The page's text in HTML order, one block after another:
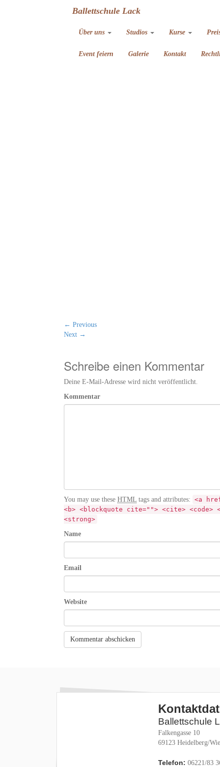
Ballettschule Lack
Über uns Studios Kurse
Event feiern Galerie Kontakt
← Previous
Next →
Schreibe einen Kommentar
Deine E-Mail-Adresse wird nicht veröffentlicht.
Kommentar
You may use these HTML tags and attributes: <a
<b> <blockquote cite=""> <cite>
<strong>
Name
Email
Website
Ballettschule
Falkengasse 10
69123 Heidelberg/
Telefon: 06221/83